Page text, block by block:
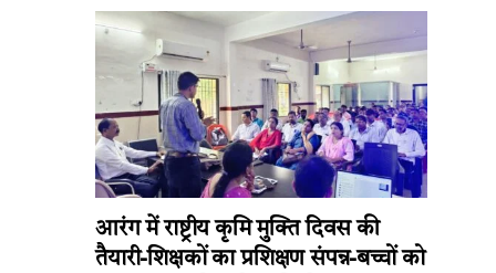
आरंग में राष्ट्रीय कृमि मुक्ति दिवस की
तैयारी-शिक्षकों का प्रशिक्षण संपन्न-बच्चों को